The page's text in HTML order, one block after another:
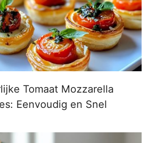
Tomaat Mozzarella
Eenvoudig en Snel